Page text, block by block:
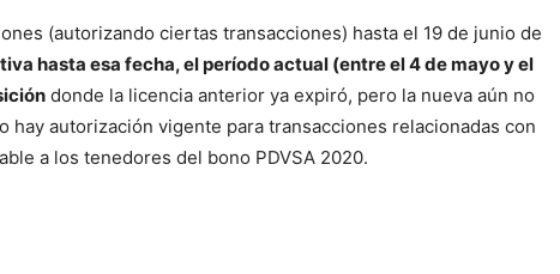
(autorizando ciertas transacciones) hasta el 19 de junio de
hasta esa fecha, el período actual (entre el 4 de mayo y el
donde la licencia anterior ya expiró, pero la nueva aún no
autorización vigente para transacciones relacionadas con
a los tenedores del bono PDVSA 2020.